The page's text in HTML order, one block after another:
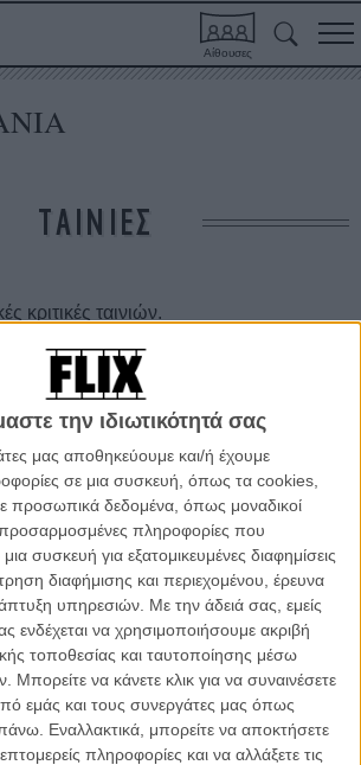
την ιδιωτικότητά σας
μας αποθηκεύουμε και/ή έχουμε
σε μια συσκευή, όπως τα cookies,
προσωπικά δεδομένα, όπως μοναδικοί
προσαρμοσμένες πληροφορίες που
συσκευή για εξατομικευμένες διαφημίσεις
διαφήμισης και περιεχομένου, έρευνα
υπηρεσιών. Με την άδειά σας, εμείς
ενδέχεται να χρησιμοποιήσουμε ακριβή
τοποθεσίας και ταυτοποίησης μέσω
να κάνετε κλικ για να συναινέσετε
εμάς και τους συνεργάτες μας όπως
Εναλλακτικά, μπορείτε να αποκτήσετε
πληροφορίες και να αλλάξετε τις
Αίθουσες
ΤΑΙΝΙΕΣ
κριτικές ταινιών.
ΑΡΘΡΑ
φεστιβάλ της Οδησσού,
και ο Βιμ Βέντερς
Μανώλης Κρανάκης
προς τη Ρωσία: «Πείτε
της χώρας»
Μανώλης Κρανάκης
Κινηματογράφου για την τύχη
που συνελήφθη από τις
Μανώλης Κρανάκης